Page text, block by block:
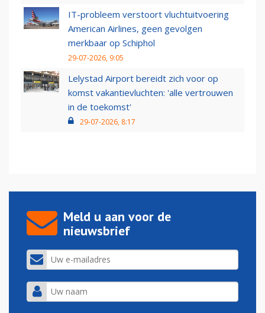
IT-probleem verstoort vluchtuitvoering
American Airlines, geen gevolgen
merkbaar op Schiphol
29-07-2026, 9:05
Lelystad Airport bereidt zich voor op
komst vakantievluchten: 'alle vertrouwen
in de toekomst'
29-07-2026, 8:17
Meld u aan voor de
nieuwsbrief